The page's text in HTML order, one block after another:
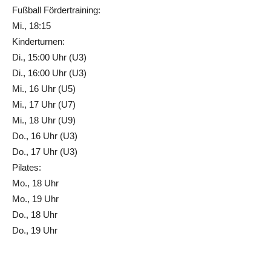
Fußball Fördertraining:
Mi., 18:15
Kinderturnen:
Di., 15:00 Uhr (U3)
Di., 16:00 Uhr (U3)
Mi., 16 Uhr (U5)
Mi., 17 Uhr (U7)
Mi., 18 Uhr (U9)
Do., 16 Uhr (U3)
Do., 17 Uhr (U3)
Pilates:
Mo., 18 Uhr
Mo., 19 Uhr
Do., 18 Uhr
Do., 19 Uhr